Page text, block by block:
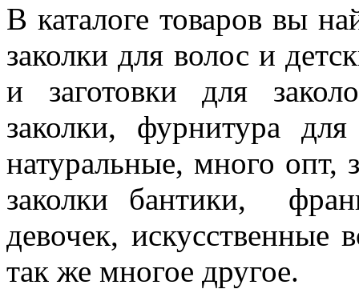
В каталоге товаров вы
заколки для волос и
и заготовки для
заколки, фурнитура
натуральные, много опт,
заколки бантики,
девочек, искусственные
так же многое другое.